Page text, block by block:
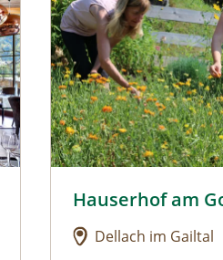
Gut Urlaub am
Hauserhof am
Dellach im Gailtal